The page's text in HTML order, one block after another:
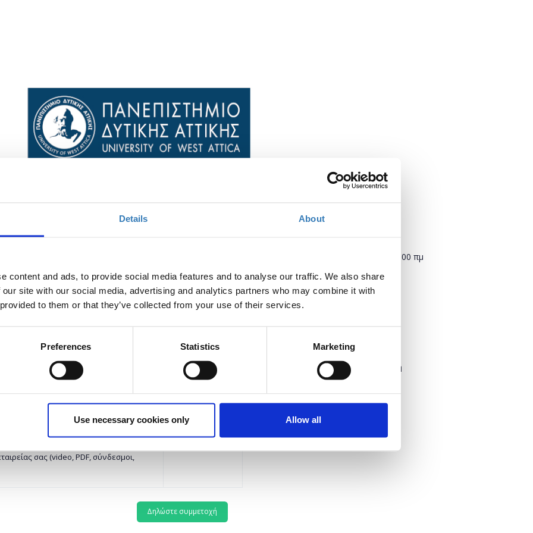
Details About
content and ads, to provide social media features and to analyse our traffic. We also share
site with our social media, advertising and analytics partners who may combine it with
to them or that they’ve collected from your use of their services.
Preferences Statistics Marketing
Use necessary cookies only Allow all
ΣΠΟΥΔΕΣ ΣΤΟ ΕΠΑΓΓΕΛΜΑ"
να:
σας.
Εταιριών.(μπορούν να
ή απόφοιτος.
εγγραφών έχει
λήξει.
να:
την εταιρεία σας και τις θέσεις
για Συνεντεύξεις 1-1 σε
σας (video, PDF, σύνδεσμοι,
Η περίοδος
εγγραφών έχει
λήξει.
10:00 πμ
Πέμπτη, 26 Οκτωβρίου 2023
Προσθήκη στο ημερολόγιό σας
Επικοινωνία
Επικοινωνήστε με τον διοργανωτή